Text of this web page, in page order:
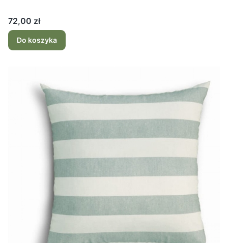
Cena
72,00 zł
Do koszyka